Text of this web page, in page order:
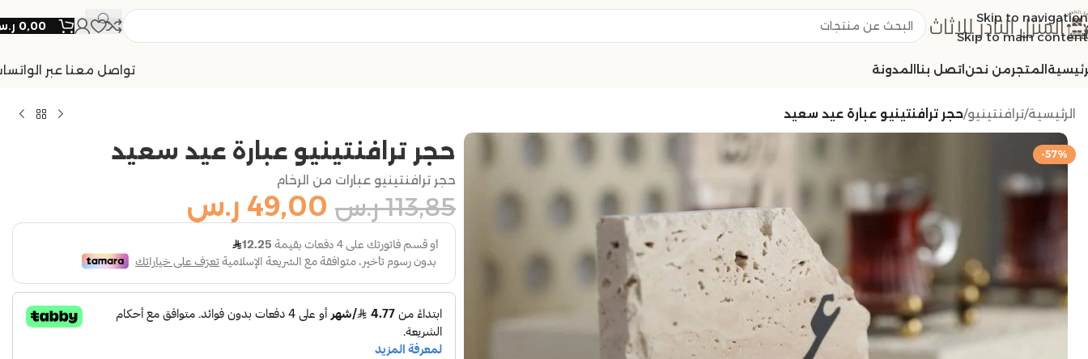
Skip to navigation
Skip to main content
0,00
المتجرمن نحن اتصل بنا المدونة تواصل معنا عبر
الرئيسية/ترافنتينيو/حجر ترافنتينيو عبارة عيد سعيد
-57% حجر ترافنتينيو عبارة عيد سعيد
حجر ترافنتينيو عبارات من الرخام
113,85 ر.س 49,00 ر.س